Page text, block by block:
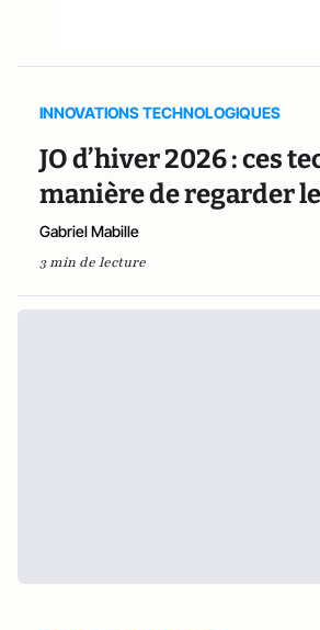
INNOVATIONS TECHNOLOGIQUES
JO d’hiver 2026 : ces
manière de regarder
Gabriel Mabille
3 min de lecture